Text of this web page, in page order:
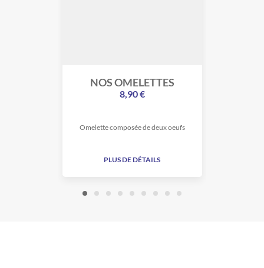
NOS OMELETTES
8,90 €
Omelette composée de deux oeufs
PLUS DE DÉTAILS